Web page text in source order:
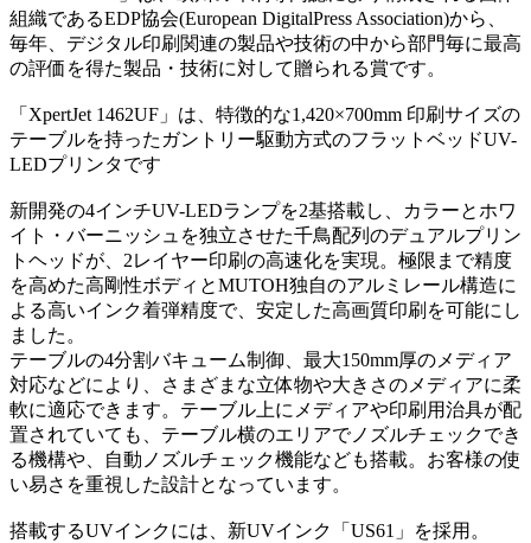
組織であるEDP協会(European DigitalPress Association)から、
毎年、デジタル印刷関連の製品や技術の中から部門毎に最高
の評価を得た製品・技術に対して贈られる賞です。
「XpertJet 1462UF」は、特徴的な1,420×700mm 印刷サイズの
テーブルを持ったガントリー駆動方式のフラットベッドUV-
LEDプリンタです
新開発の4インチUV-LEDランプを2基搭載し、カラーとホワ
イト・バーニッシュを独立させた千鳥配列のデュアルプリン
トヘッドが、2レイヤー印刷の高速化を実現。極限まで精度
を高めた高剛性ボディとMUTOH独自のアルミレール構造に
よる高いインク着弾精度で、安定した高画質印刷を可能にし
ました。
テーブルの4分割バキューム制御、最大150mm厚のメディア
対応などにより、さまざまな立体物や大きさのメディアに柔
軟に適応できます。テーブル上にメディアや印刷用治具が配
置されていても、テーブル横のエリアでノズルチェックでき
る機構や、自動ノズルチェック機能なども搭載。お客様の使
い易さを重視した設計となっています。
搭載するUVインクには、新UVインク「US61」を採用。